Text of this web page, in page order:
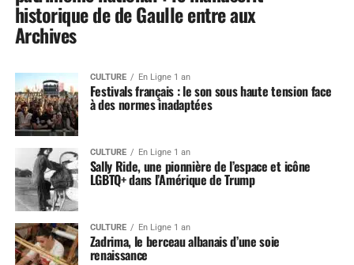
historique de de Gaulle entre aux
Archives
CULTURE En Ligne 1 an
Festivals français : le son sous haute tension face
à des normes inadaptées
CULTURE En Ligne 1 an
Sally Ride, une pionnière de l’espace et icône
LGBTQ+ dans l’Amérique de Trump
CULTURE En Ligne 1 an
Zadrima, le berceau albanais d’une soie
renaissance